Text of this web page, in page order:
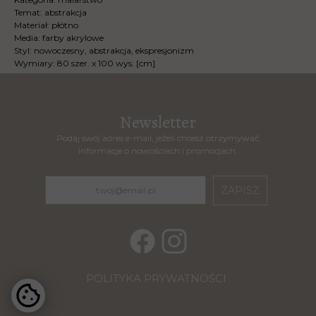
Temat: abstrakcja
Materiał: płótno
Media: farby akrylowe
Styl: nowoczesny, abstrakcja, ekspresjonizm
Wymiary: 80 szer. x 100 wys. [cm]
POLITYKA PRYWATNOŚCI
Newsletter
Podaj swój adres e-mail, jeżeli chcesz otrzymywać
informacje o nowościach i promocjach.
Newsletter
Podaj swój adres e-mail, jeżeli chcesz otrzymywać
informacje o nowościach i promocjach.
ZAPISZ